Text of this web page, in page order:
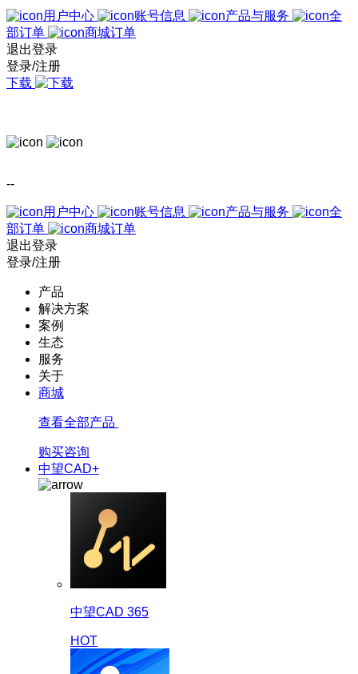
用户中心 账号信息 产品与服务
全
部订单
商城订单
退出登录
登录/注册
下载
--
用户中心 账号信息 产品与服务
全
部订单
商城订单
退出登录
登录/注册
产品
解决方案
案例
生态
服务
关于
商城
查看全部产品
购买咨询
中望CAD+
中望CAD 365
HOT